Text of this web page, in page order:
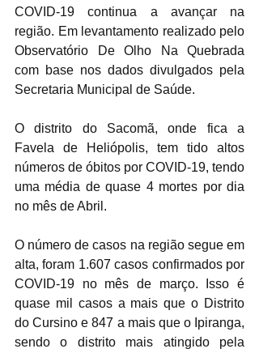
COVID-19 continua a avançar na
região. Em levantamento realizado pelo
Observatório De Olho Na Quebrada
com base nos dados divulgados pela
Secretaria Municipal de Saúde.
O distrito do Sacomã, onde fica a
Favela de Heliópolis, tem tido altos
números de óbitos por COVID-19, tendo
uma média de quase 4 mortes por dia
no mês de Abril.
O número de casos na região segue em
alta, foram 1.607 casos confirmados por
COVID-19 no mês de março. Isso é
quase mil casos a mais que o Distrito
do Cursino e 847 a mais que o Ipiranga,
sendo o distrito mais atingido pela